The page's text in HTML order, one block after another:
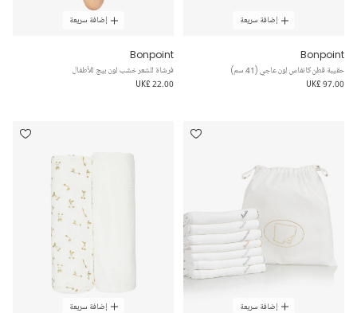
إضافة سريعة
Bonpoint
حقيبة قطن كانفاس لون عاجي (41 سم)
UK£ 97.00
إضافة سريعة
Bonpoint
فرشاة للشعر خشب لون بيج للأطفال
UK£ 22.00
إضافة سريعة إضافة سريعة